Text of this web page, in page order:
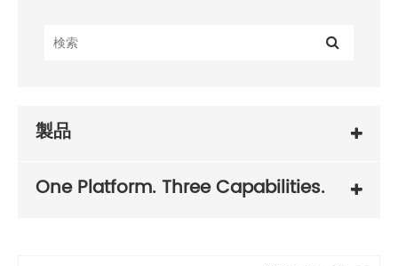
製品
One Platform. Three Capabilities.